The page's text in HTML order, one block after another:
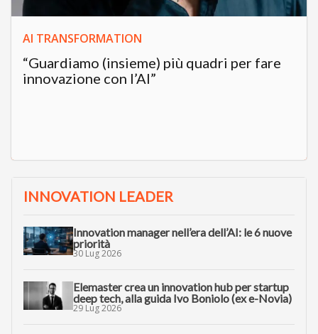
AI TRANSFORMATION
“Guardiamo (insieme) più quadri per fare
innovazione con l’AI”
INNOVATION LEADER
Innovation manager nell’era dell’AI: le 6 nuove
priorità
30 Lug 2026
Elemaster crea un innovation hub per startup
deep tech, alla guida Ivo Boniolo (ex e-Novia)
29 Lug 2026